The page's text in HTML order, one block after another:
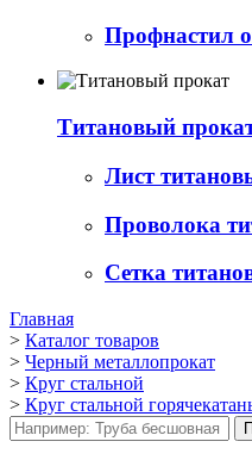
Профнастил
Титановый
Лист
Проволока
Сетка
Главная
> Каталог товаров
> Черный металлопрокат
> Круг стальной
> Круг стальной